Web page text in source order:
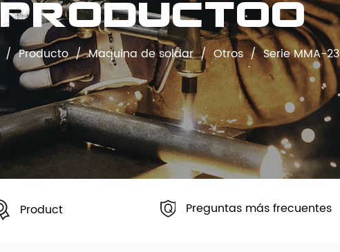
Productoo
/Producto/Maquina de soldar/ Otros/Serie MMA-23
Product Preguntas más frecuentes